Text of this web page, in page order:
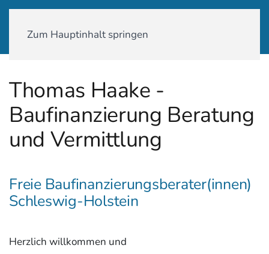
Zum Hauptinhalt springen
Thomas Haake -
Baufinanzierung Beratung
und Vermittlung
Freie Baufinanzierungsberater(innen)
Schleswig-Holstein
Herzlich willkommen und